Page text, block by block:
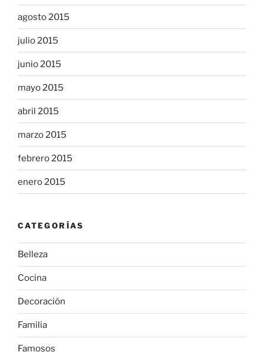
agosto 2015
julio 2015
junio 2015
mayo 2015
abril 2015
marzo 2015
febrero 2015
enero 2015
CATEGORÍAS
Belleza
Cocina
Decoración
Familia
Famosos